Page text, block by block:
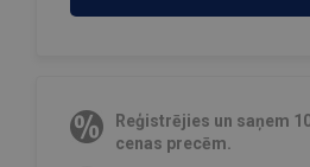
Reģistrējies un saņem
cenas precēm.